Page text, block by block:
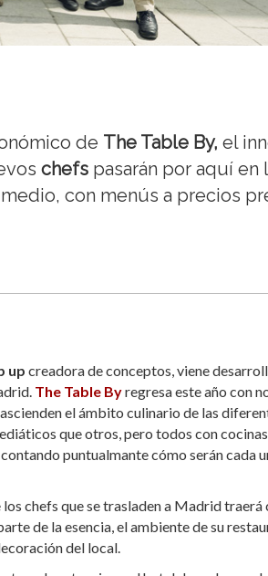
de The Table By, el
chefs pasarán por aquí en
con menús a precios
up creadora de conceptos, viene
The Table Byregresa este año con
el ámbito culinario de las
que otros, pero todos con cocinas
puntualmante cómo serán cada
chefs que se trasladen a Madrid traerá
de la esencia, el ambiente de su
del local.